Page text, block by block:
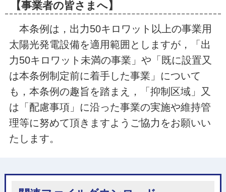
【事業者の皆さまへ】
本条例は，出力50キロワット以上の事業用
太陽光発電設備を適用範囲としますが，「出
力50キロワット未満の事業」や「既に設置又
は本条例制定前に着手した事業」について
も，本条例の趣旨を踏まえ，「抑制区域」又
は「配慮事項」に沿った事業の実施や維持管
理等に努めて頂きますようご協力をお願いい
たします。